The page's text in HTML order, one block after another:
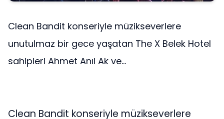
Clean Bandit konseriyle müzikseverlere
unutulmaz bir gece yaşatan The X Belek Hotel
sahipleri Ahmet Anıl Ak ve...
Clean Bandit konseriyle müzikseverlere